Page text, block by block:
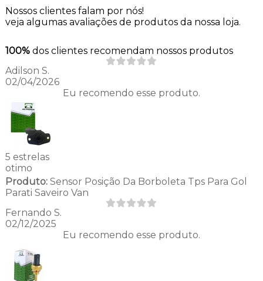
Nossos clientes falam por nós!
veja algumas avaliações de produtos da nossa loja.
100% dos clientes recomendam nossos produtos
Adilson S.
02/04/2026
Eu recomendo esse produto.
5 estrelas
otimo
Produto:Sensor Posição Da Borboleta Tps Para Gol
Parati Saveiro Van
Fernando S.
02/12/2025
Eu recomendo esse produto.